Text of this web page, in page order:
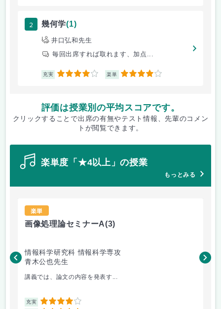
2 幾何学(1)
井口弘和先生
毎回出席すれば取れます、加点...
充実 4 楽単 4
評価は授業別の平均スコアです。
クリックすることで出席の有無やテスト情報、先輩のコメン
トが閲覧できます。
楽単度「★4以上」の授業
もっとみる
楽単
画像処理論セミナーA(3)
情報科学研究科 情報科学専攻
青木公也先生
講義では、論文の内容を発表す...
充実 4
青